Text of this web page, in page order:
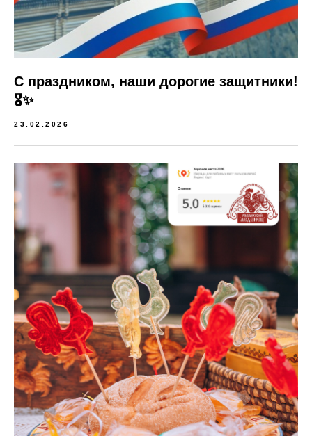
С праздником, наши дорогие защитники!
🎖️✨
23.02.2026